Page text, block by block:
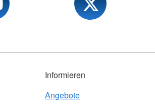
Informieren
Angebote